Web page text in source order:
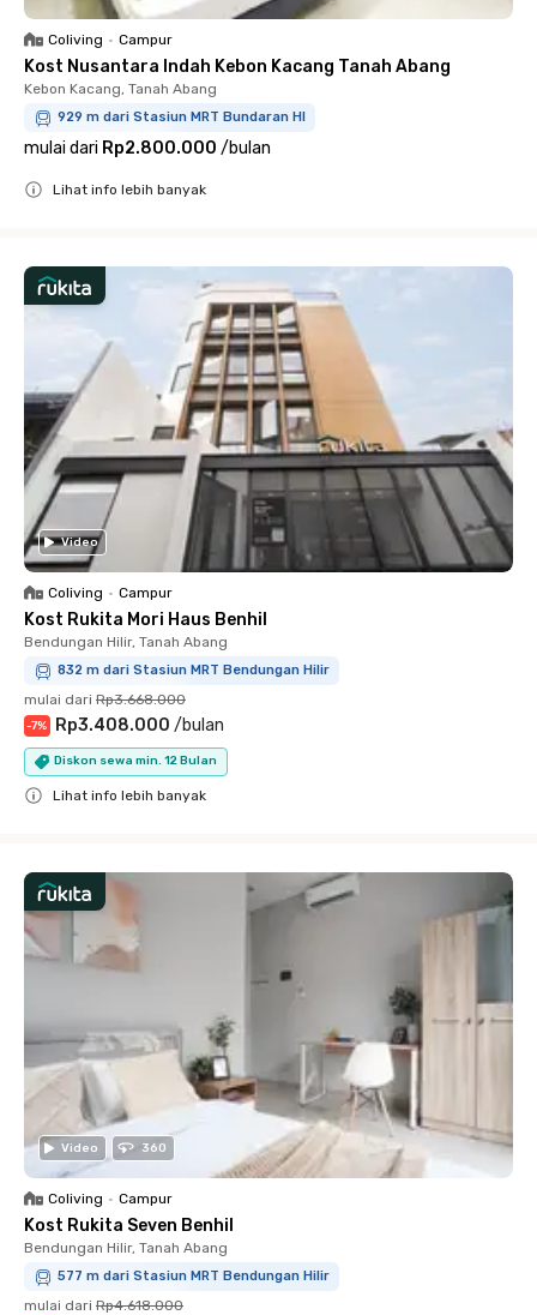
Coliving • Campur
Kost Nusantara Indah Kebon Kacang Tanah Abang
Kebon Kacang, Tanah Abang
929 m dari Stasiun MRT Bundaran HI
mulai dari Rp2.800.000 /bulan
Lihat info lebih banyak
Video
Coliving • Campur
Kost Rukita Mori Haus Benhil
Bendungan Hilir, Tanah Abang
832 m dari Stasiun MRT Bendungan Hilir
mulai dari Rp3.668.000
-7% Rp3.408.000 /bulan
Diskon sewa min. 12 Bulan
Lihat info lebih banyak
Video 360
Coliving • Campur
Kost Rukita Seven Benhil
Bendungan Hilir, Tanah Abang
577 m dari Stasiun MRT Bendungan Hilir
mulai dari Rp4.618.000